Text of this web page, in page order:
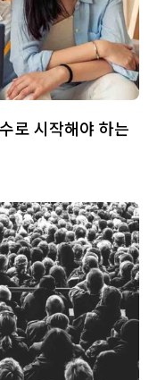
로 시작해야 하는